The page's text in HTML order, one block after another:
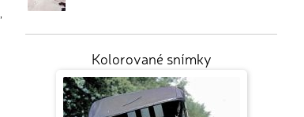
Kolorované snímky